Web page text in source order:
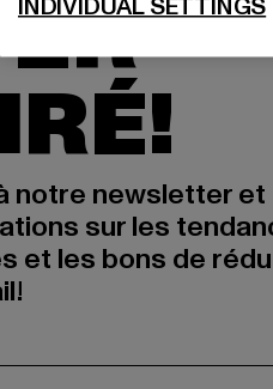
notre newsletter
sur les
et les bons de